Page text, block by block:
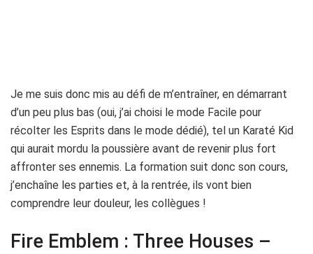
Je me suis donc mis au défi de m’entraîner, en démarrant
d’un peu plus bas (oui, j’ai choisi le mode Facile pour
récolter les Esprits dans le mode dédié), tel un Karaté Kid
qui aurait mordu la poussière avant de revenir plus fort
affronter ses ennemis. La formation suit donc son cours,
j’enchaîne les parties et, à la rentrée, ils vont bien
comprendre leur douleur, les collègues !
Fire Emblem : Three Houses –